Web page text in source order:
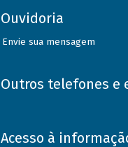
Ouvidoria
Envie sua mensagem
Outros telefones e
Acesso à